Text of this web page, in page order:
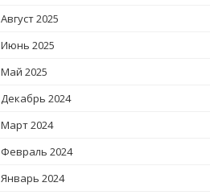
Август 2025
Июнь 2025
Май 2025
Декабрь 2024
Март 2024
Февраль 2024
Январь 2024